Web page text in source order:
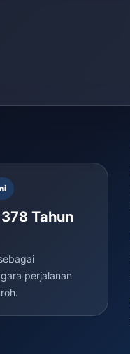
Tahun
perjalanan